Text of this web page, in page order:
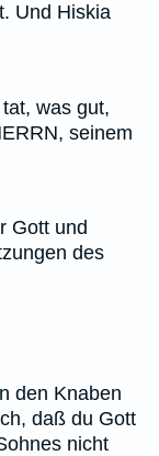
Und Hiskia
was gut,
seinem
Gott und
des
den Knaben
daß du Gott
nicht